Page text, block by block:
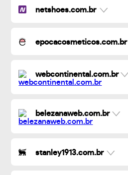
netshoes.com.br
epocacosmeticos.com.br
webcontinental.com.br
belezanaweb.com.br
stanley1913.com.br